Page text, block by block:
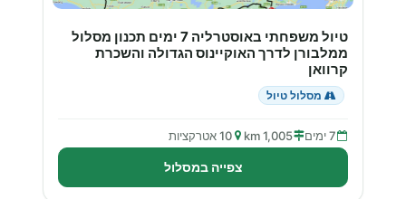
טיול משפחתי באוסטרליה 7 ימים תכנון מסלול
ממלבורן לדרך האוקיינוס הגדולה והשכרת
קרוואן
מסלול טיול
7 ימים 1,005 km 10 אטרקציות
צפייה במסלול